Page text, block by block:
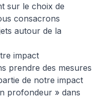
sur le choix de
consacrons
autour de la
impact
prendre des mesures
de notre impact
profondeur » dans